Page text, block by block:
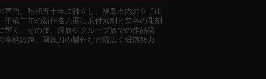
門。昭和五十年に独立し、福島市内の立子山
成二年の新作名刀展に爪付素剣と梵字の彫刻
輝く。その後、個展やグループ展での作品発
納鍛錬、隕鉄刀の製作など幅広く研鑽努力